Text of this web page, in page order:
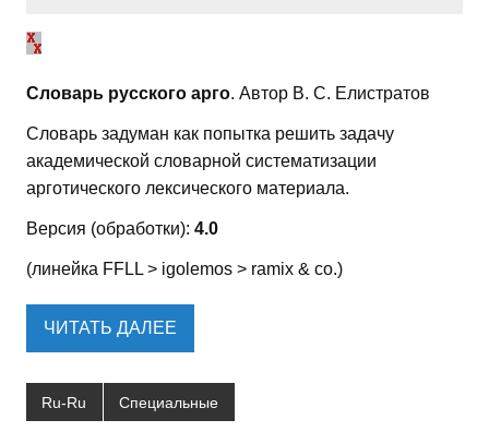
Словарь русского арго. Автор В. С. Елистратов
Словарь задуман как попытка решить задачу
академической словарной систематизации
арготического лексического материала.
Версия (обработки): 4.0
(линейка FFLL > igolemos > ramix & co.)
ЧИТАТЬ ДАЛЕЕ
Ru-Ru Специальные